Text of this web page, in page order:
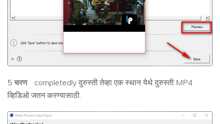
5 चरण
completedly दुरुस्ती तेव्हा एक स्थान येथे दुरुस्ती MP4
व्हिडिओ जतन करण्यासाठी.